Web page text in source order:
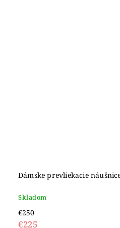
Dámske prevliekacie
Skladom
€250
€225